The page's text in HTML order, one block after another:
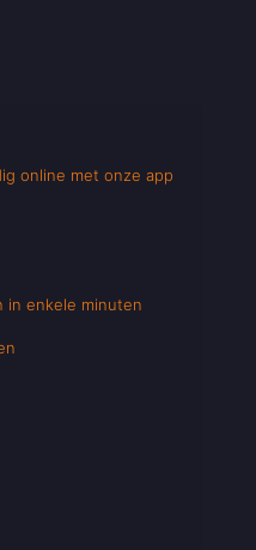
online met onze app
in enkele minuten